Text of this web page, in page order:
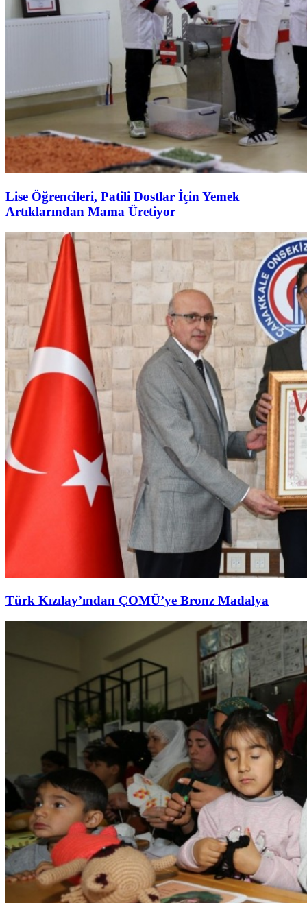
Lise Öğrencileri, Patili Dostlar İçin Yemek
Artıklarından Mama Üretiyor
Türk Kızılay’ından ÇOMÜ’ye Bronz Madalya